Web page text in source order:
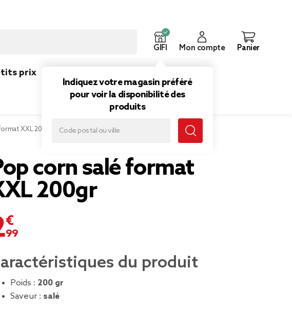
GIFI
Indiquez votre magasin préféré
pour voir la disponibilité des
produits
Mon compte Panier
prix
XXL 200gr
corn salé format
200gr
€
du produit
Poids : 200 gr
Saveur : salé